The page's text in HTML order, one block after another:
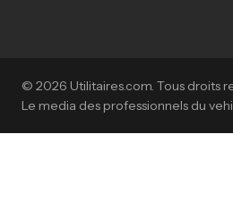
© 2026 Utilitaires.com. Tous droits
Le media des professionnels du